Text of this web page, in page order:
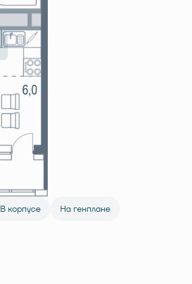
В корпусе На генплане